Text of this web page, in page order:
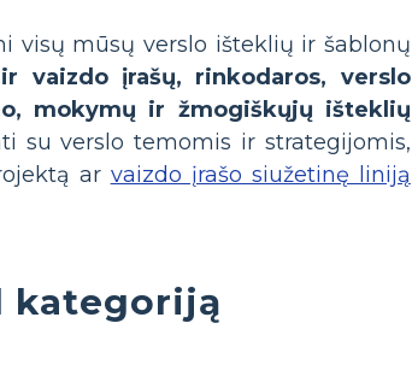
visų mūsų verslo išteklių ir šablonų
vaizdo įrašų, rinkodaros, verslo
mokymų ir žmogiškųjų išteklių
su verslo temomis ir strategijomis,
ar vaizdo įrašo siužetinę liniją
kategoriją